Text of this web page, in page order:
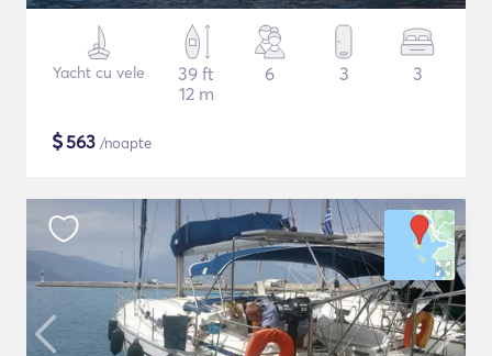
Yacht cu vele
39 ft
12 m
6 3 3
$563 /noapte